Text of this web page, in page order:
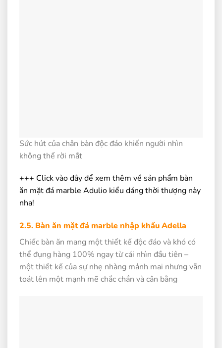
Sức hút của chân bàn độc đáo khiến người nhìn
không thể rời mắt
+++ Click vào đây để xem thêm về sản phẩm bàn
ăn mặt đá marble Adulio kiểu dáng thời thượng này
nha!
2.5. Bàn ăn mặt đá marble nhập khẩu Adella
Chiếc bàn ăn mang một thiết kế độc đáo và khó có
thể đụng hàng 100% ngay từ cái nhìn đầu tiên –
một thiết kế của sự nhẹ nhàng mảnh mai nhưng vẫn
toát lên một mạnh mẽ chắc chắn và cân bằng